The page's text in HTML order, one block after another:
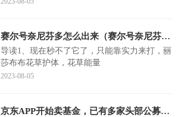
赛尔号奈尼芬多怎么出来（赛尔号奈尼芬多怎么召唤）
导读1、现在秒不了它了，只能靠实力来打，丽
莎布布花草护体，花草能量
2023-08-05
京东APP开始卖基金，已有多家头部公募入驻